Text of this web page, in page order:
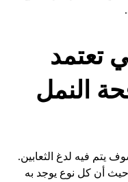
تعتمد
النمل
يتم فيه لدغ الثعابين.
حيث أن كل نوع يوجد به